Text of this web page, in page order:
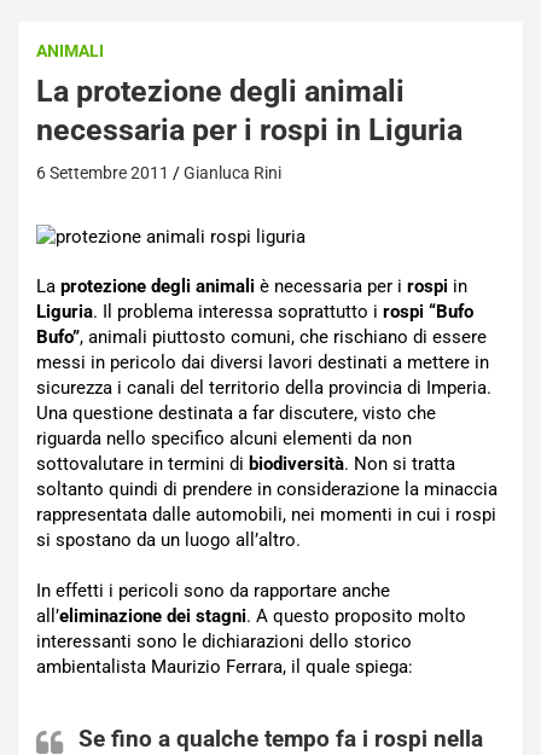
ANIMALI
La protezione degli animali
necessaria per i rospi in Liguria
6 Settembre 2011 Gianluca Rini
La protezione degli animali è necessaria per i rospi in
Liguria. Il problema interessa soprattutto i rospi “Bufo
Bufo”, animali piuttosto comuni, che rischiano di essere
messi in pericolo dai diversi lavori destinati a mettere in
sicurezza i canali del territorio della provincia di Imperia.
Una questione destinata a far discutere, visto che
riguarda nello specifico alcuni elementi da non
sottovalutare in termini di biodiversità. Non si tratta
soltanto quindi di prendere in considerazione la minaccia
rappresentata dalle automobili, nei momenti in cui i rospi
si spostano da un luogo all’altro.
In effetti i pericoli sono da rapportare anche
all’eliminazione dei stagni. A questo proposito molto
interessanti sono le dichiarazioni dello storico
ambientalista Maurizio Ferrara, il quale spiega:
Se fino a qualche tempo fa i rospi nella